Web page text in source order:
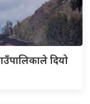
दियो